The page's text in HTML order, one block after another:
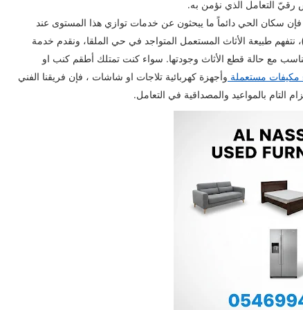
التعامل الذي نؤمن به.
سكان الحي دائماً ما يبحثون عن خدمات توازي هذا المستوى عند
، نتفهم طبيعة الأثاث المستعمل المتواجد في حي الملقا، ونقدم خدمة
مع حالة قطع الأثاث وجودتها. سواء كنت تمتلك أطقم كنب او
مكيفات مستعملة وأجهزة كهربائية تلاجات او شاشات ، فإن فريقنا الفني
بالمواعيد والمصداقية في التعامل.